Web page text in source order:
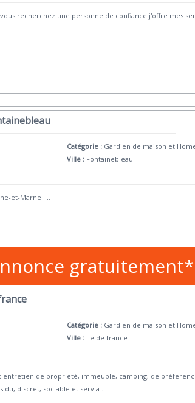
recherchez une personne de confiance j'offre mes
Catégorie : Gardien de maison et
Ville : Fontainebleau
et-Marne ...
gratuitement*
Catégorie : Gardien de maison et
Ville : Ile de france
entretien de propriété, immeuble, camping, de
discret, sociable et servia ...